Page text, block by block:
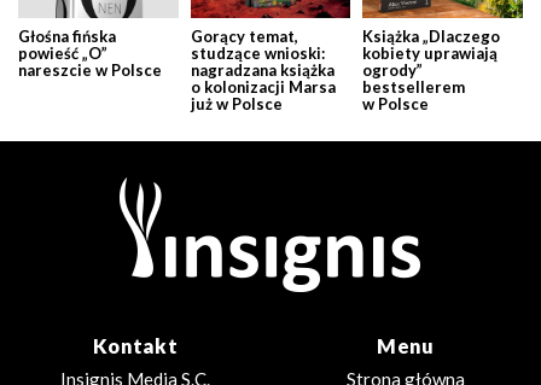
Głośna fińska
powieść „O”
nareszcie w Polsce
Gorący temat,
studzące wnioski:
nagradzana książka
o kolonizacji Marsa
już w Polsce
Książka „Dlaczego
kobiety uprawiają
ogrody”
bestsellerem
w Polsce
Kontakt
Insignis Media S.C.
Menu
Strona główna